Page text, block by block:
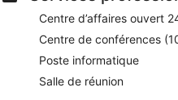
prendre vos repas en plein
les jours.
Centre d’affaires ouvert
Centre de conférences
Poste informatique
Salle de réunion